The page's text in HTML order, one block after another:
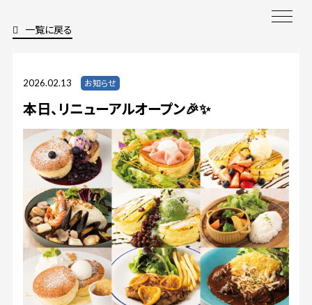
一覧に戻る
2026.02.13 お知らせ
本日、リニューアルオープン🎉✨